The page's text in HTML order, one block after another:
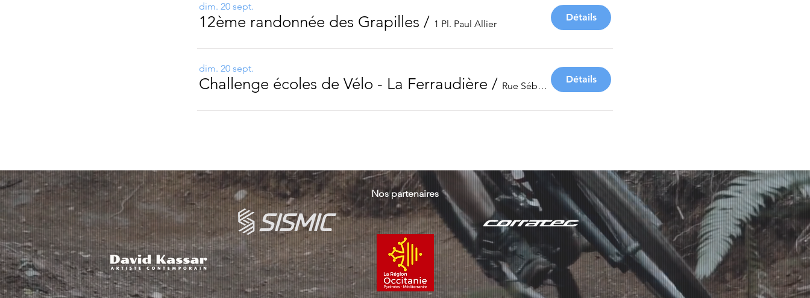
dim. 20 sept.
12ème randonnée des Grapilles / 1 Pl. Paul Allier
Détails
dim. 20 sept.
Challenge écoles de Vélo - La Ferraudière / Rue Sébastien Vie
Détails
Nos partenaires